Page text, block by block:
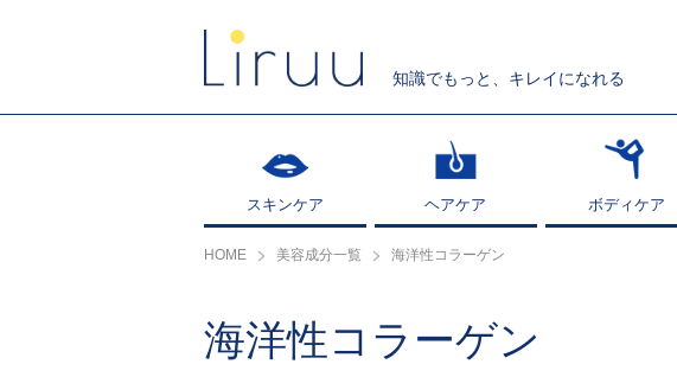
知識でもっと、キレイになれる
スキンケア
スキンケア ヘアケア
ヘアケア ボディケア
ボディケア
HOME 美容成分一覧 海洋性コラーゲン
海洋性コラーゲン